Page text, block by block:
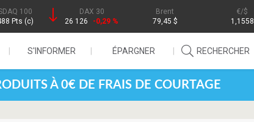
100
Pts (c)
DAX 30
26 126
-0,29 %
Brent
79,45 $
/$
1,1558
S'INFORMER ÉPARGNER RECHERCHER
À 0€ DE FRAIS DE COURTAGE